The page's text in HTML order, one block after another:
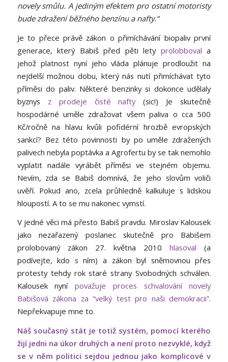
novely smůlu. A jediným efektem pro ostatní motoristy
bude zdražení běžného benzínu a nafty.“
Je to přece právě zákon o přimíchávání biopaliv první
generace, který Babiš před pěti lety prolobboval a
jehož platnost nyní jeho vláda plánuje prodloužit na
nejdelší možnou dobu, který nás nutí přimíchávat tyto
příměsi do paliv. Některé benzinky si dokonce udělaly
byznys z prodeje čisté nafty(sic!) Je skutečně
hospodárné uměle zdražovat všem paliva o cca 500
Kč/ročně na hlavu kvůli pofidérní hrozbě evropských
sankcí? Bez této povinnosti by po uměle zdražených
palivech nebyla poptávka a Agrofertu by se tak nemohlo
vyplatit nadále vyrábět příměsi ve stejném objemu.
Nevím, zda se Babiš domnívá, že jeho slovům voliči
uvěří. Pokud ano, zcela průhledně kalkuluje s lidskou
hloupostí. A to se mu nakonec vymstí.
V jedné věci má přesto Babiš pravdu. Miroslav Kalousek
jako nezařazený poslanec skutečně pro Babišem
prolobovaný zákon 27. května 2010hlasoval (a
podívejte, kdo s ním) a zákon byl sněmovnou přes
protesty tehdy rok staré strany Svobodných schválen.
Kalousek nynípovažuje proces schvalování novely
Babišová zákona za “velký test pro naši demokracii”.
Nepřekvapuje mne to.
Náš současný stát je totiž systém, pomocí kterého
žijí jedni na úkor druhých a není proto nezvyklé, když
se v něm politici sejdou jednou jako komplicové v